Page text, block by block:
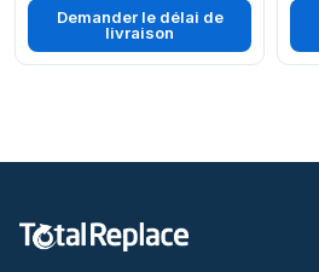
Demander le délai de
livraison